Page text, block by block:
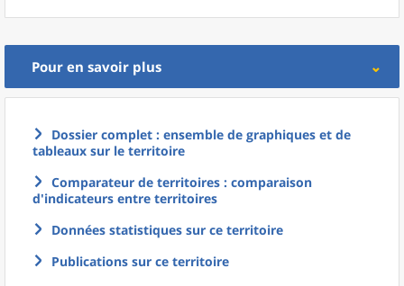
Pour en savoir plus
Dossier complet : ensemble de graphiques et de
tableaux sur le territoire
Comparateur de territoires : comparaison
d'indicateurs entre territoires
Données statistiques sur ce territoire
Publications sur ce territoire